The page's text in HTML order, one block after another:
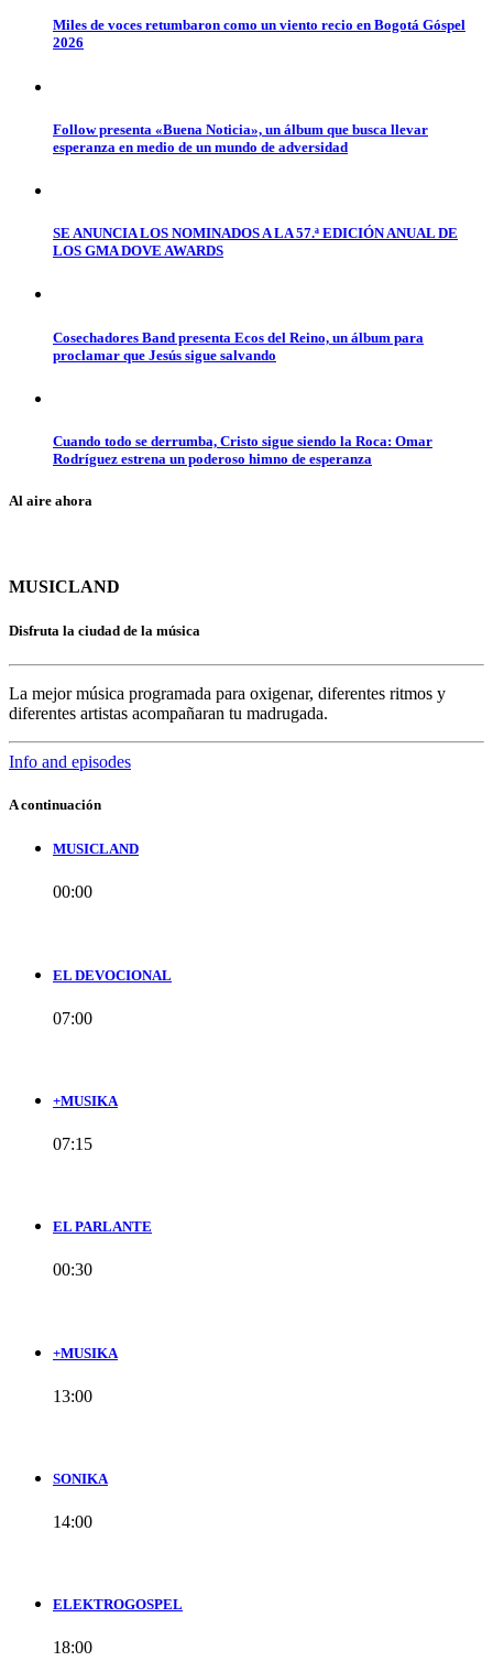
Miles de voces retumbaron como un viento recio en Bogotá Góspel
2026
Follow presenta «Buena Noticia», un álbum que busca llevar
esperanza en medio de un mundo de adversidad
SE ANUNCIA LOS NOMINADOS A LA 57.ª EDICIÓN ANUAL DE
LOS GMA DOVE AWARDS
Cosechadores Band presenta Ecos del Reino, un álbum para
proclamar que Jesús sigue salvando
Cuando todo se derrumba, Cristo sigue siendo la Roca: Omar
Rodríguez estrena un poderoso himno de esperanza
Al aire ahora
MUSICLAND
Disfruta la ciudad de la música
La mejor música programada para oxigenar, diferentes ritmos y
diferentes artistas acompañaran tu madrugada.
Info and episodes
A continuación
MUSICLAND
00:00
EL DEVOCIONAL
07:00
+MUSIKA
07:15
EL PARLANTE
00:30
+MUSIKA
13:00
SONIKA
14:00
ELEKTROGOSPEL
18:00